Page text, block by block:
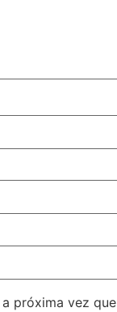
próxima vez